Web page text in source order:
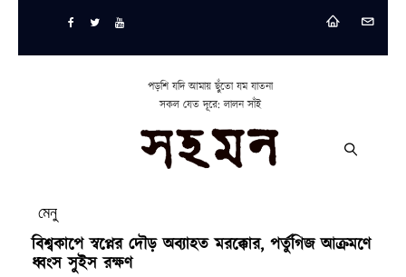
পড়শি যদি আমায় ছুঁতো যম যাতনা
সকল যেত দূরে: লালন সাঁই
মেনু
বিশ্বকাপে স্বপ্নের দৌড় অব্যাহত মরক্কোর, পর্তুগিজ আক্রমণে
ধ্বংস সুইস রক্ষণ